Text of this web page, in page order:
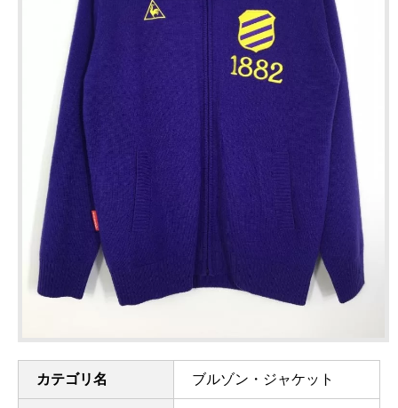
カテゴリ名 ブルゾン・ジャケット